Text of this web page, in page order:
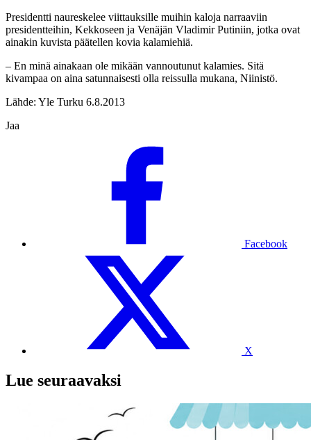
Presidentti naureskelee viittauksille muihin kaloja narraaviin
presidentteihin, Kekkoseen ja Venäjän Vladimir Putiniin, jotka ovat
ainakin kuvista päätellen kovia kalamiehiä.
– En minä ainakaan ole mikään vannoutunut kalamies. Sitä
kivampaa on aina satunnaisesti olla reissulla mukana, Niinistö.
Lähde: Yle Turku 6.8.2013
Jaa
Facebook
X
Lue seuraavaksi